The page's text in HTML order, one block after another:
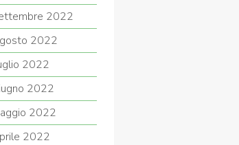
2022
2022
2022
2022
2022
2022